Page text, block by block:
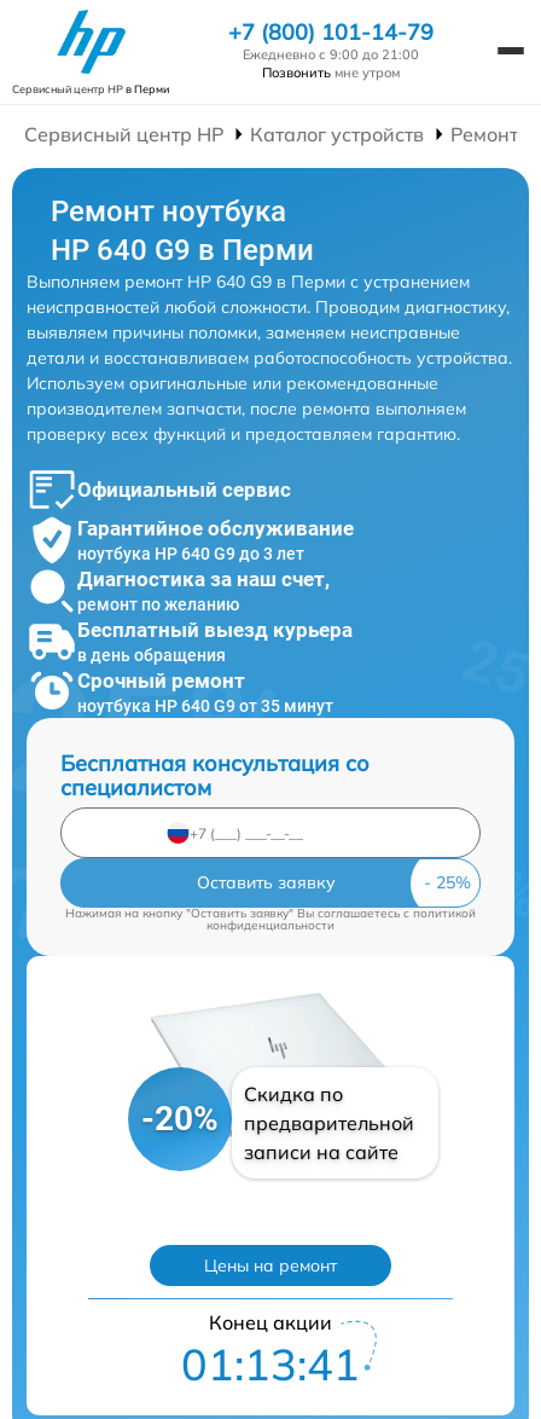
Сервисный центр HPв Перми
+7 (800) 101-14-79
Ежедневно с 9:00 до 21:00
Позвонить мне утром
Сервисный центр HP Каталог устройств Ремонт
Ремонт ноутбука
HP 640 G9 в Перми
Выполняем ремонт HP 640 G9 в Перми с устранением
неисправностей любой сложности. Проводим диагностику,
выявляем причины поломки, заменяем неисправные
детали и восстанавливаем работоспособность устройства.
Используем оригинальные или рекомендованные
производителем запчасти, после ремонта выполняем
проверку всех функций и предоставляем гарантию.
Официальный сервис
Гарантийное обслуживание
ноутбука HP 640 G9 до 3 лет
Диагностика за наш счет,
ремонт по желанию
Бесплатный выезд курьера
в день обращения
Срочный ремонт
ноутбука HP 640 G9 от 35 минут
Бесплатная консультация со
специалистом
Оставить заявку
Нажимая на кнопку "Оставить заявку" Вы соглашаетесь cполитикой
конфиденциальности
-20%
Скидка по
предварительной
записи на сайте
Цены на ремонт
Конец акции
01:13:40